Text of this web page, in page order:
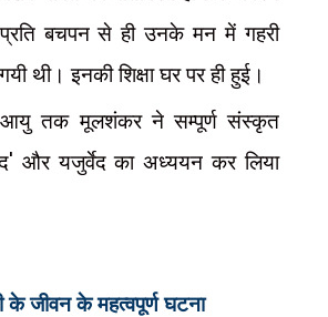
बचपन से ही उनके मन में गहरी
थी। इनकी शिक्षा घर पर ही हुई।
आयु तक मूलशंकर ने सम्पूर्ण संस्कृत
' और यजुर्वेद का अध्ययन कर लिया
के जीवन के महत्वपूर्ण घटना